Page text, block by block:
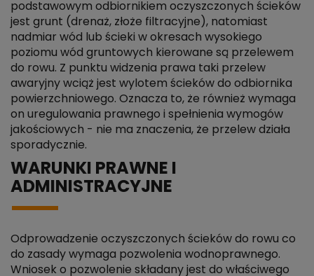
podstawowym odbiornikiem oczyszczonych ścieków
jest grunt (drenaż, złoże filtracyjne), natomiast
nadmiar wód lub ścieki w okresach wysokiego
poziomu wód gruntowych kierowane są przelewem
do rowu. Z punktu widzenia prawa taki przelew
awaryjny wciąż jest wylotem ścieków do odbiornika
powierzchniowego. Oznacza to, że również wymaga
on uregulowania prawnego i spełnienia wymogów
jakościowych - nie ma znaczenia, że przelew działa
sporadycznie.
WARUNKI PRAWNE I
ADMINISTRACYJNE
Odprowadzenie oczyszczonych ścieków do rowu co
do zasady wymaga pozwolenia wodnoprawnego.
Wniosek o pozwolenie składany jest do właściwego